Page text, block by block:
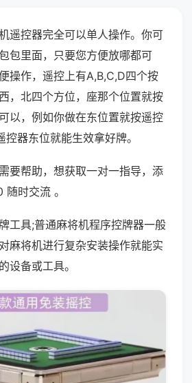
遥控器完全可以单人操作。你可
包里面，只要您方便放哪都可
操作，遥控上有A,B,C,D四个按
，北四个方位，座那个位置就按
以，例如你做在东位置就按遥控
器东位就能生效拿好牌。
要帮助，想获取一对一指导，添
时交流 。
工具;普通麻将机程序控牌器一般
麻将机进行复杂安装操作就能实
设备或工具。